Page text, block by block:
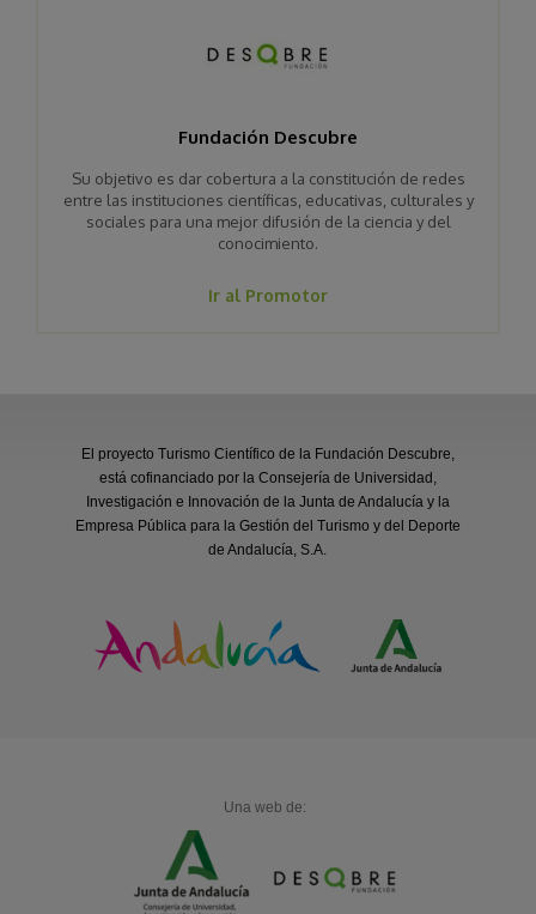
Fundación Descubre
Su objetivo es dar cobertura a la constitución de redes
entre las instituciones científicas, educativas, culturales y
sociales para una mejor difusión de la ciencia y del
conocimiento.
Ir al Promotor
El proyecto Turismo Científico de la Fundación Descubre,
está cofinanciado por la Consejería de Universidad,
Investigación e Innovación de la Junta de Andalucía y la
Empresa Pública para la Gestión del Turismo y del Deporte
de Andalucía, S.A.
Una web de: